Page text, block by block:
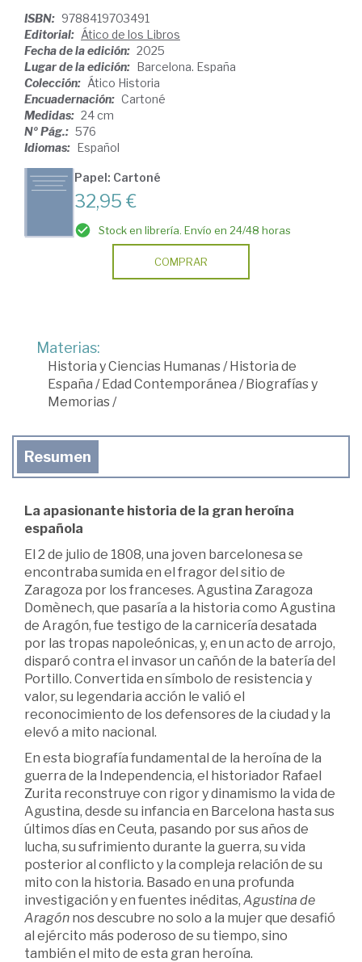
ISBN: 9788419703491
Editorial: Ático de los Libros
Fecha de la edición: 2025
Lugar de la edición: Barcelona. España
Colección: Ático Historia
Encuadernación: Cartoné
Medidas: 24 cm
Nº Pág.: 576
Idiomas: Español
Papel: Cartoné
32,95 €
Stock en librería. Envío en 24/48 horas
COMPRAR
Materias:
Historia y Ciencias Humanas /Historia de
España /Edad Contemporánea /Biografías y
Memorias /
Resumen
La apasionante historia de la gran heroína
española
El 2 de julio de 1808, una joven barcelonesa se
encontraba sumida en el fragor del sitio de
Zaragoza por los franceses. Agustina Zaragoza
Domènech, que pasaría a la historia como Agustina
de Aragón, fue testigo de la carnicería desatada
por las tropas napoleónicas, y, en un acto de arrojo,
disparó contra el invasor un cañón de la batería del
Portillo. Convertida en símbolo de resistencia y
valor, su legendaria acción le valió el
reconocimiento de los defensores de la ciudad y la
elevó a mito nacional.
En esta biografía fundamental de la heroína de la
guerra de la Independencia, el historiador Rafael
Zurita reconstruye con rigor y dinamismo la vida de
Agustina, desde su infancia en Barcelona hasta sus
últimos días en Ceuta, pasando por sus años de
lucha, su sufrimiento durante la guerra, su vida
posterior al conflicto y la compleja relación de su
mito con la historia. Basado en una profunda
investigación y en fuentes inéditas, Agustina de
Aragón nos descubre no solo a la mujer que desafió
al ejército más poderoso de su tiempo, sino
también el mito de esta gran heroína.